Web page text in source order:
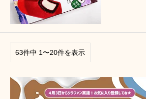
63件中 1〜20件を表示